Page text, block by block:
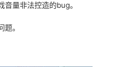
量非法控造的bug。
。